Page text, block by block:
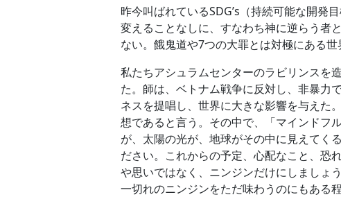
昨今叫ばれているSDG’s（持続可能な開発
変えることなしに、すなわち神に逆らう者
ない。餓鬼道や7つの大罪とは対極にある世
私たちアシュラムセンターのラビリンスを
た。師は、ベトナム戦争に反対し、非暴力
ネスを提唱し、世界に大きな影響を与えた
想であると言う。その中で、「マインドフ
が、太陽の光が、地球がその中に見えてく
ださい。これからの予定、心配なこと、恐
や思いではなく、ニンジンだけにしましょ
一切れのニンジンをただ味わうのにもある